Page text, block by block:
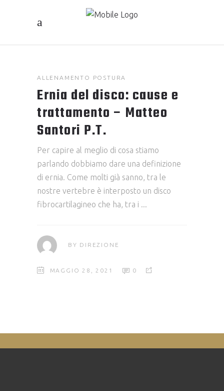
ALLENAMENTO POSTURA
Ernia del disco: cause e
trattamento – Matteo
Santori P.T.
Per capire al meglio di cosa stiamo
parlando dobbiamo dare una definizione
di ernia. Come molti già sanno, tra le
nostre vertebre è interposto un disco
fibrocartilagineo che ha, tra i
BY DIREZIONE
MAGGIO 28, 2021 0